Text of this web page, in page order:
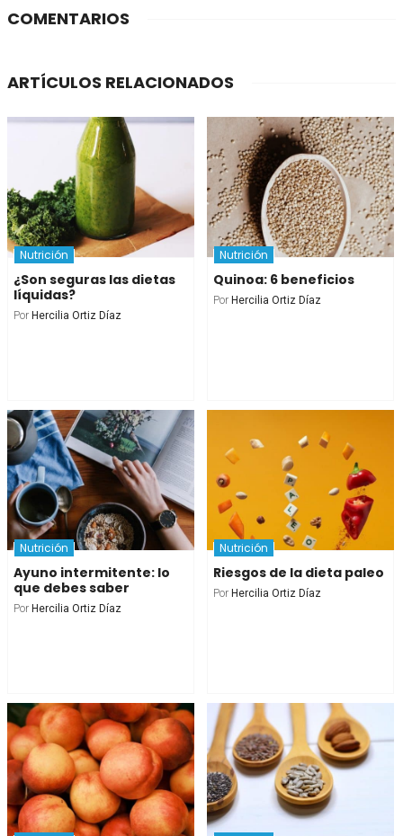
COMENTARIOS
ARTÍCULOS RELACIONADOS
Nutrición
¿Son seguras las dietas
líquidas?
Por Hercilia Ortiz Díaz
Nutrición
Quinoa: 6 beneficios
Por Hercilia Ortiz Díaz
Nutrición
Ayuno intermitente: lo
que debes saber
Por Hercilia Ortiz Díaz
Nutrición
Riesgos de la dieta paleo
Por Hercilia Ortiz Díaz